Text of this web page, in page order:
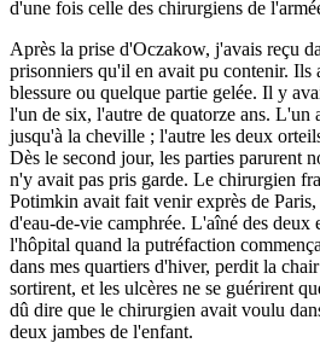
d'une fois celle des chirurgiens de
Après la prise d'Oczakow, j'avais reçu
prisonniers qu'il en avait pu contenir. Ils
blessure ou quelque partie gelée. Il y
l'un de six, l'autre de quatorze ans. L'un
jusqu'à la cheville ; l'autre les deux
Dès le second jour, les parties parurent
n'y avait pas pris garde. Le chirurgien
Potimkin avait fait venir exprès de
d'eau-de-vie camphrée. L'aîné des deux
l'hôpital quand la putréfaction
dans mes quartiers d'hiver, perdit la
sortirent, et les ulcères ne se guérirent
dû dire que le chirurgien avait voulu
deux jambes de l'enfant.